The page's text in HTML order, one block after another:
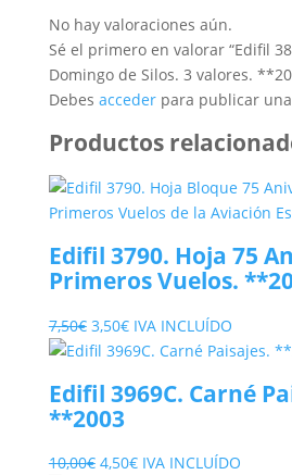
No hay valoraciones aún.
Sé el primero en valorar “Edifil
Domingo de Silos. 3 valores.
Debes accederpara publicar
Productos
Edifil 3790. Hoja 75
Primeros Vuelos.
7,50€ El
precio
era:
7,50€.
3,50€El
precio
es:
IVA INCLUÍDO
Edifil 3969C. Carné
**2003
10,00€ El
4,50€ElIVA INCLUÍDO